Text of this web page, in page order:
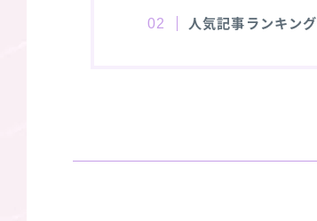
人気記事ランキング